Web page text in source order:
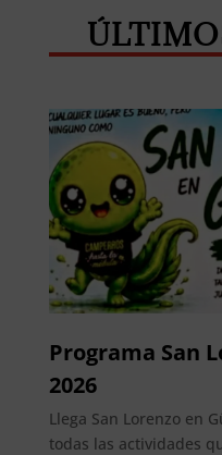
Programa San
2026
Llega San Lorenzo en
todas las actividades